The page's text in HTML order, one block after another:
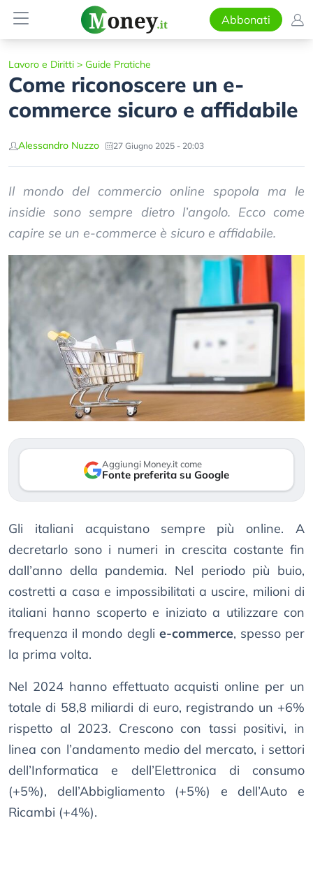
Abbonati
Lavoro e Diritti > Guide Pratiche
Come riconoscere un e-
commerce sicuro e affidabile
Alessandro Nuzzo 27 Giugno 2025 - 20:03
Il mondo del commercio online spopola ma le
insidie sono sempre dietro l’angolo. Ecco come
capire se un e-commerce è sicuro e affidabile.
Aggiungi Money.it come
Fonte preferita su Google
Gli italiani acquistano sempre più online. A
decretarlo sono i numeri in crescita costante fin
dall’anno della pandemia. Nel periodo più buio,
costretti a casa e impossibilitati a uscire, milioni di
italiani hanno scoperto e iniziato a utilizzare con
frequenza il mondo degli e-commerce, spesso per
la prima volta.
Nel 2024 hanno effettuato acquisti online per un
totale di 58,8 miliardi di euro, registrando un +6%
rispetto al 2023. Crescono con tassi positivi, in
linea con l’andamento medio del mercato, i settori
dell’Informatica e dell’Elettronica di consumo
(+5%), dell’Abbigliamento (+5%) e dell’Auto e
Ricambi (+4%).